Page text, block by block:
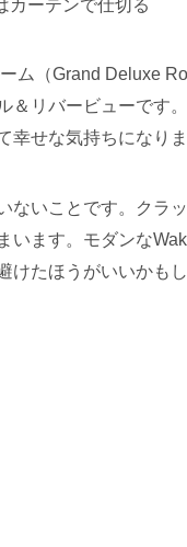
カーテンで仕切る
ム（Grand Deluxe
リバービューです。
せな気持ちになりま
ないことです。クラ
ます。モダンな
たほうがいいかもし